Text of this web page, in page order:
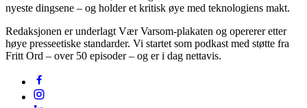
nyeste dingsene – og holder et kritisk øye med teknologiens makt.
Redaksjonen er underlagt Vær Varsom-plakaten og opererer etter
høye presseetiske standarder. Vi startet som podkast med støtte fra
Fritt Ord – over 50 episoder – og er i dag nettavis.